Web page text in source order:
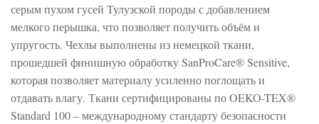
серым пухом гусей Тулузской породы с добавлением
мелкого перышка, что позволяет получить объём и
упругость. Чехлы выполнены из немецкой ткани,
прошедшей финишную обработку SanProCare® Sensitive,
которая позволяет материалу усиленно поглощать и
отдавать влагу. Ткани сертифицированы по OEKO-TEX®
Standard 100 – международному стандарту безопасности